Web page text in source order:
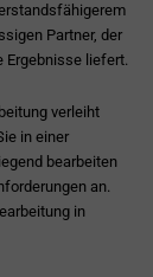
Partner, der
Ergebnisse liefert.
verleiht
in einer
bearbeiten
an.
in